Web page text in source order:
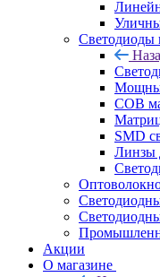
Светодиоды
COB
SMD
Линзы
Акции
О магазине